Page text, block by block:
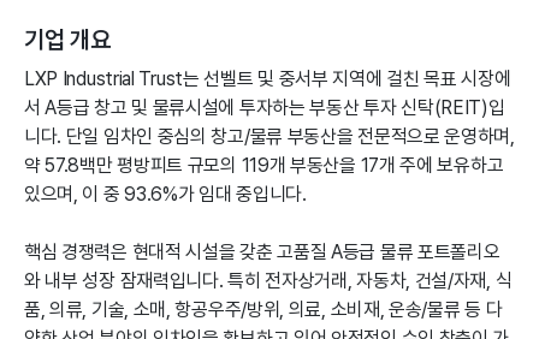
기업 개요
LXP Industrial Trust는 선벨트 및 중서부 지역에 걸친 목표 시장에
서 A등급 창고 및 물류시설에 투자하는 부동산 투자 신탁(REIT)입
니다. 단일 임차인 중심의 창고/물류 부동산을 전문적으로 운영하며,
약 57.8백만 평방피트 규모의 119개 부동산을 17개 주에 보유하고
있으며, 이 중 93.6%가 임대 중입니다.
핵심 경쟁력은 현대적 시설을 갖춘 고품질 A등급 물류 포트폴리오
와 내부 성장 잠재력입니다. 특히 전자상거래, 자동차, 건설/자재, 식
품, 의류, 기술, 소매, 항공우주/방위, 의료, 소비재, 운송/물류 등 다